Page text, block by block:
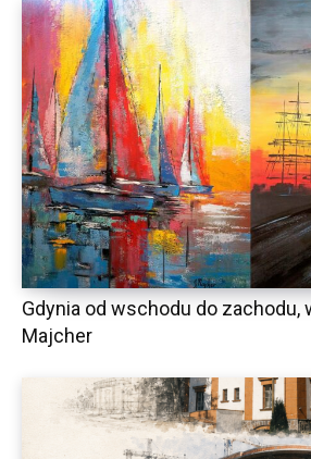
Gdynia od wschodu do zachodu,
Majcher